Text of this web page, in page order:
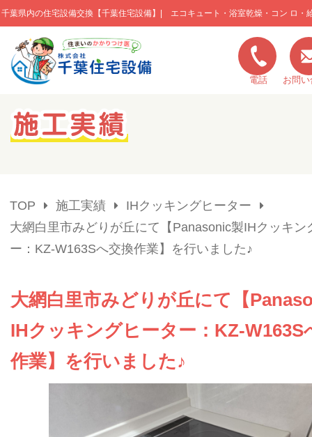
千葉県内の住宅設備交換【千葉住宅設備】| エコキュート・浴室乾燥・コン ロ・
このページの本文へ移動
電話 お問
キャンペーン一覧
会社概要
TOP 施工実績
IHクッキングヒーター
大網白里市みどりが丘にて【Panasonic製IHクッキン
ー：KZ-W163Sへ交換作業】を行いました♪
大網白里市みどりが丘にて【
IHクッキングヒーター：KZ-W163S
作業】を行いました♪